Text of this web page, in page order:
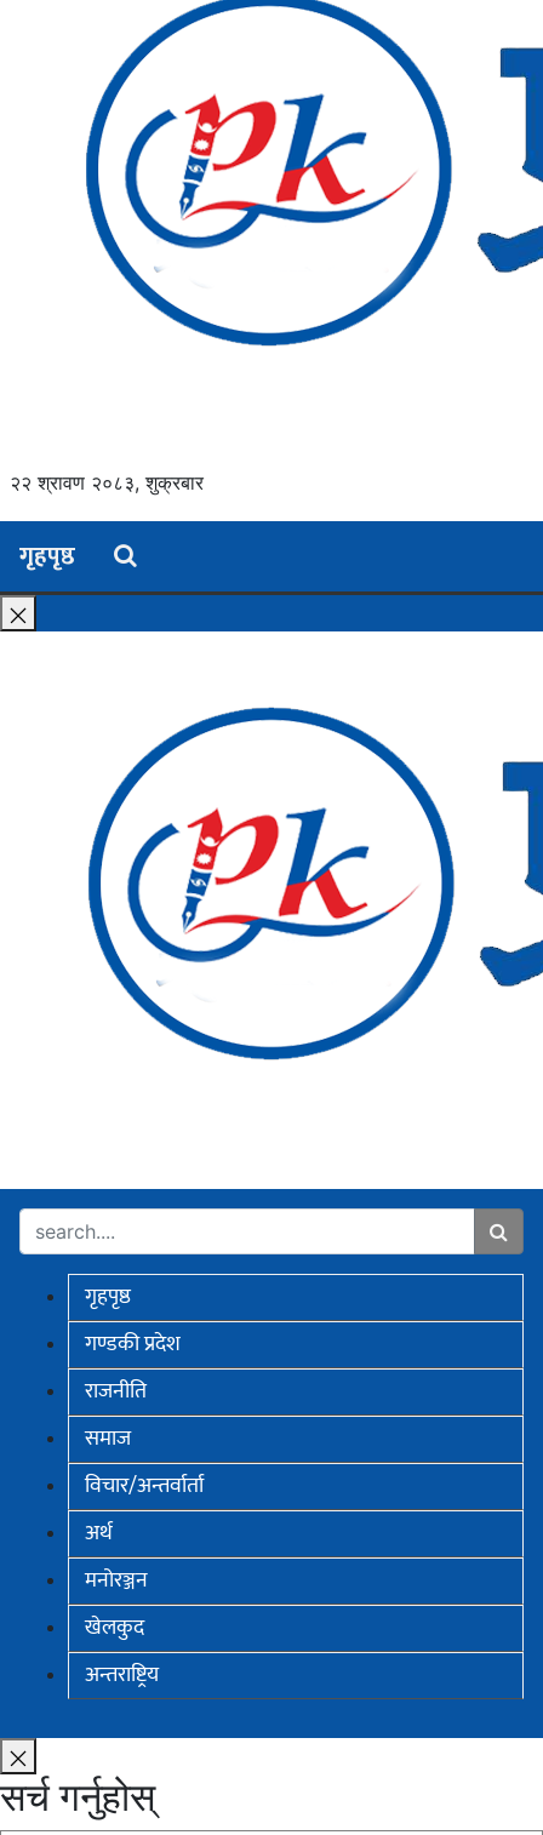
२२ श्रावण २०८३, शुक्रबार
गृहपृष्ठ
गृहपृष्ठ
गण्डकी प्रदेश
राजनीति
समाज
विचार/अन्तर्वार्ता
अर्थ
मनोरञ्जन
खेलकुद
अन्तराष्ट्रिय
सर्च गर्नुहोस्